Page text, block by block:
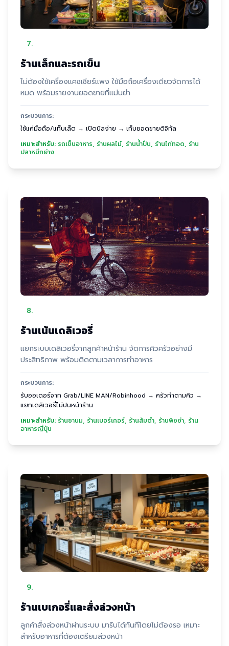
7.
ร้านเล็กและรถเข็น
ไม่ต้องใช้เครื่องแคชเชียร์แพง ใช้มือถือเครื่องเดียวจัดการได้
หมด พร้อมรายงานยอดขายที่แม่นยำ
กระบวนการ:
ใช้แค่มือถือ/แท็บเล็ต → เปิดบิลง่าย → เก็บยอดขายดิจิทัล
เหมาะสำหรับ: รถเข็นอาหาร, ร้านผลไม้, ร้านน้ำปั่น, ร้านไก่ทอด, ร้าน
ปลาหมึกย่าง
8.
ร้านเน้นเดลิเวอรี่
แยกระบบเดลิเวอรี่จากลูกค้าหน้าร้าน จัดการคิวครัวอย่างมี
ประสิทธิภาพ พร้อมติดตามเวลาการทำอาหาร
กระบวนการ:
รับออเดอร์จาก Grab/LINE MAN/Robinhood → ครัวทำตามคิว →
แยกเดลิเวอรี่ไม่ปนหน้าร้าน
เหมาะสำหรับ: ร้านชานม, ร้านเบอร์เกอร์, ร้านส้มตำ, ร้านพิซซ่า, ร้าน
อาหารญี่ปุ่น
9.
ร้านเบเกอรี่และสั่งล่วงหน้า
ลูกค้าสั่งล่วงหน้าผ่านระบบ มารับได้ทันทีโดยไม่ต้องรอ เหมาะ
สำหรับอาหารที่ต้องเตรียมล่วงหน้า